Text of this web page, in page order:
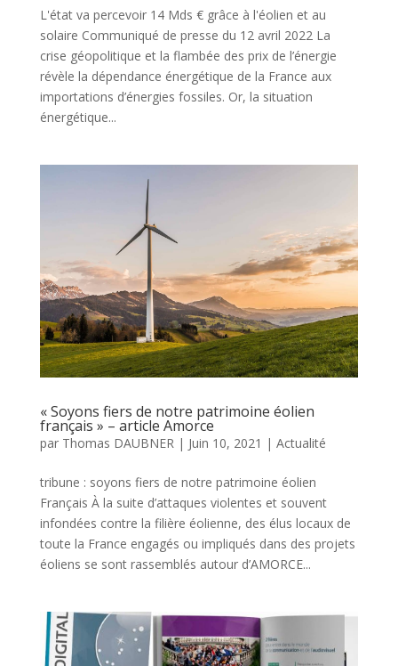
L'état va percevoir 14 Mds € grâce à l'éolien et au
solaire Communiqué de presse du 12 avril 2022 La
crise géopolitique et la flambée des prix de l’énergie
révèle la dépendance énergétique de la France aux
importations d’énergies fossiles. Or, la situation
énergétique...
« Soyons fiers de notre patrimoine éolien
français » – article Amorce
par Thomas DAUBNER| Juin 10, 2021 | Actualité
tribune : soyons fiers de notre patrimoine éolien
Français À la suite d’attaques violentes et souvent
infondées contre la filière éolienne, des élus locaux de
toute la France engagés ou impliqués dans des projets
éoliens se sont rassemblés autour d’AMORCE...